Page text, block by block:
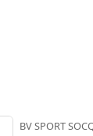
BV SPORT